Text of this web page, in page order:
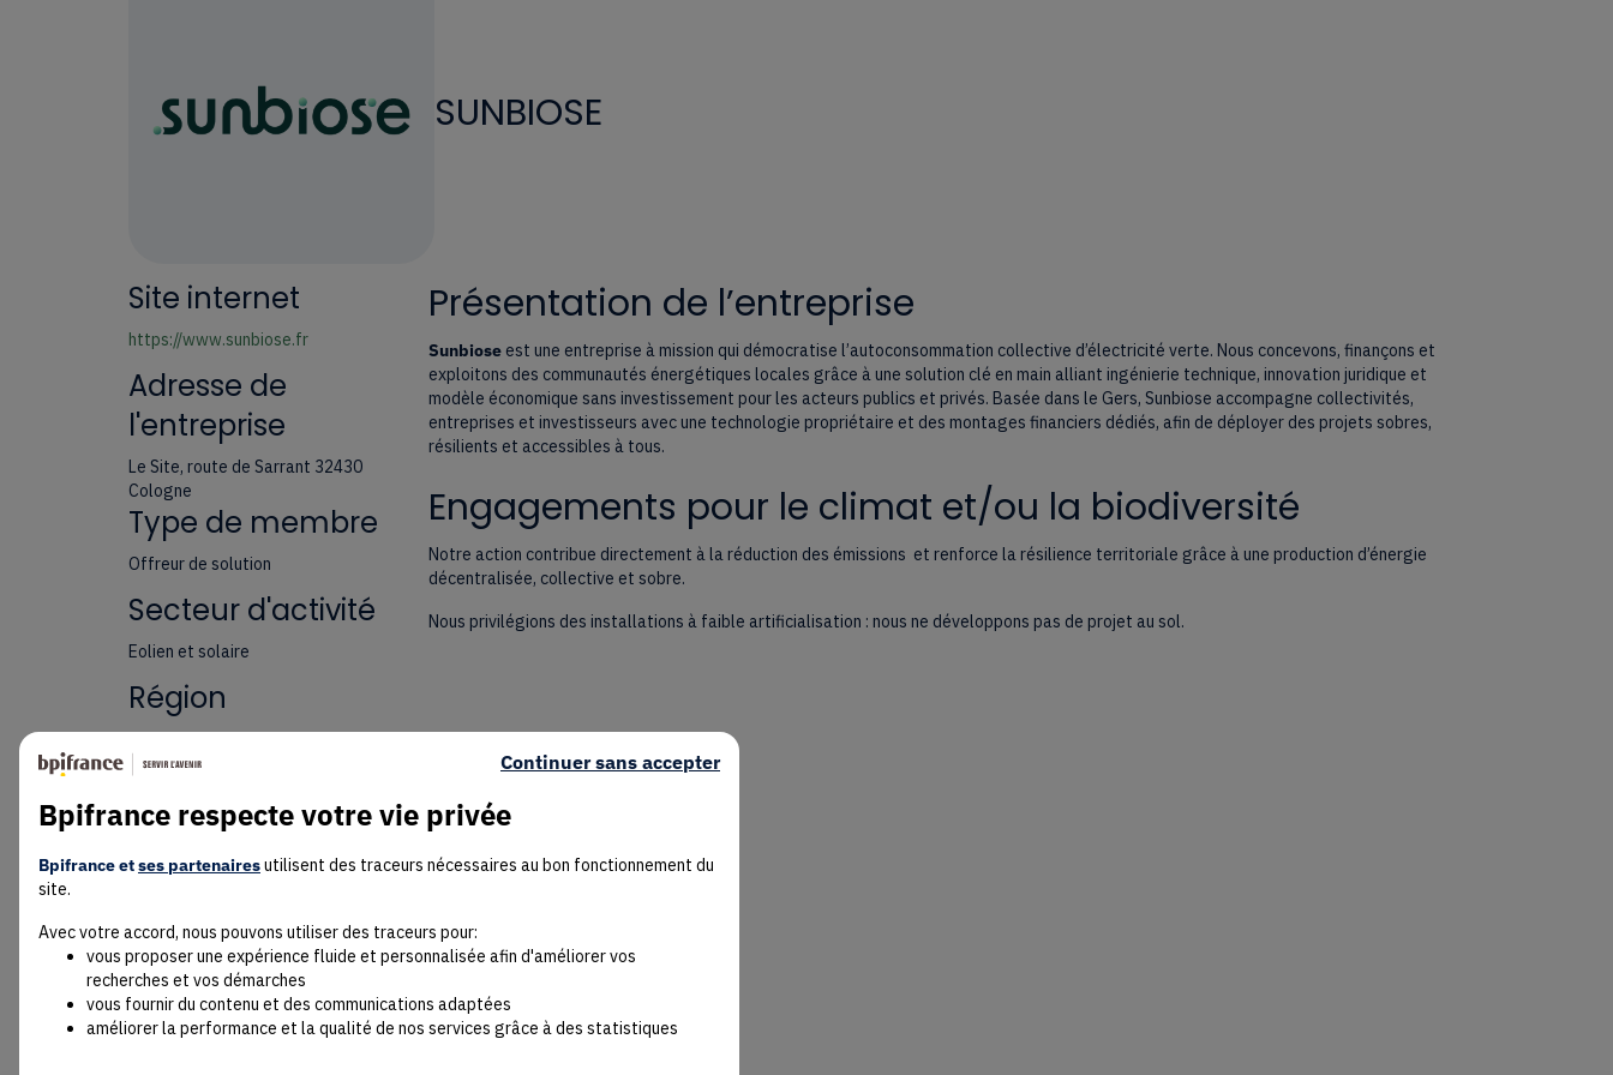
SUNBIOSE
Site internet
https://www.sunbiose.fr
Adresse de
l'entreprise
Le Site, route de Sarrant 32430
Cologne
Type de membre
Offreur de solution
Secteur d'activité
Eolien et solaire
Région
Occitanie
Taille de l'entreprise
Microentreprise / TPE
Présentation de l’entreprise
Sunbiose est une entreprise à mission qui démocratise l’autoconsommation collective d’électricité verte. Nous concevons, finançons et
exploitons des communautés énergétiques locales grâce à une solution clé en main alliant ingénierie technique, innovation juridique et
modèle économique sans investissement pour les acteurs publics et privés. Basée dans le Gers, Sunbiose accompagne collectivités,
entreprises et investisseurs avec une technologie propriétaire et des montages financiers dédiés, afin de déployer des projets sobres,
résilients et accessibles à tous.
Engagements pour le climat et/ou la biodiversité
Notre action contribue directement à la réduction des émissions et renforce la résilience territoriale grâce à une production d’énergie
décentralisée, collective et sobre.
Nous privilégions des installations à faible artificialisation : nous ne développons pas de projet au sol.
Bpifrance respecte votre vie privée
Bpifrance etses partenairesutilisent des traceurs nécessaires au bon fonctionnement du
site.
Avec votre accord, nous pouvons utiliser des traceurs pour:
vous proposer une expérience fluide et personnalisée afin d'améliorer vos
recherches et vos démarches
vous fournir du contenu et des communications adaptées
améliorer la performance et la qualité de nos services grâce à des statistiques
Continuer sans accepter